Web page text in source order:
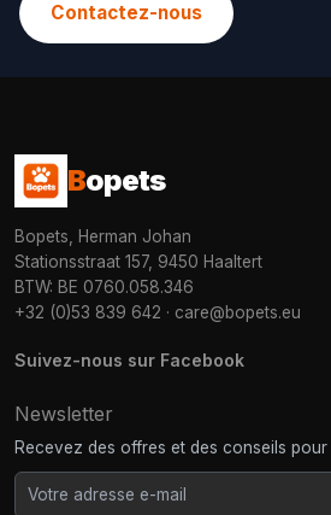
Contactez-nous
Bopets
Bopets, Herman Johan
Stationsstraat 157, 9450 Haaltert
BTW: BE 0760.058.346
+32 (0)53 839 642 · care@bopets.eu
Suivez-nous sur Facebook
Newsletter
Recevez des offres et des conseils pour